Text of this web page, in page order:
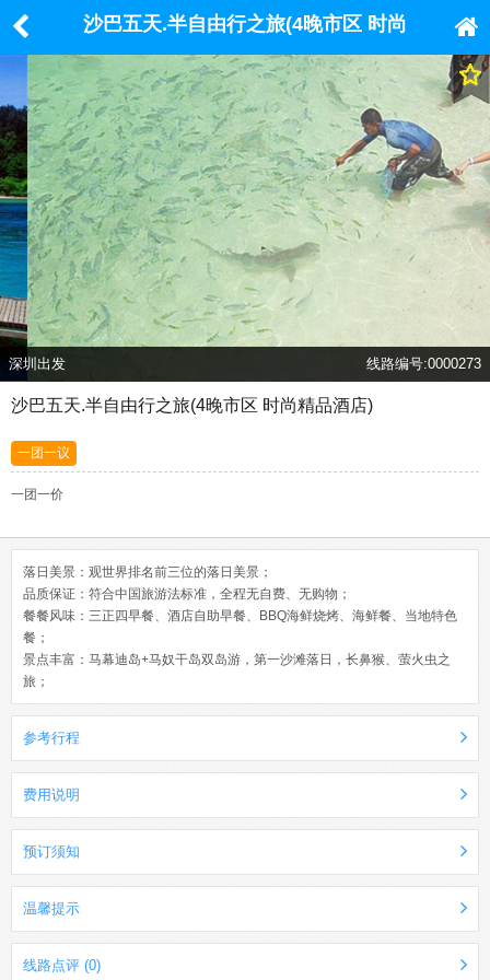
沙巴五天.半自由行之旅(4晚市区 时尚
精品酒店)
深圳出发 线路编号:0000273
沙巴五天.半自由行之旅(4晚市区 时尚精品酒店)
一团一议
一团一价
落日美景：观世界排名前三位的落日美景；
品质保证：符合中国旅游法标准，全程无自费、无购物；
餐餐风味：三正四早餐、酒店自助早餐、BBQ海鲜烧烤、海鲜餐、当地特色
餐；
景点丰富：马幕迪岛+马奴干岛双岛游，第一沙滩落日，长鼻猴、萤火虫之
旅；
参考行程
费用说明
预订须知
温馨提示
线路点评 (0)